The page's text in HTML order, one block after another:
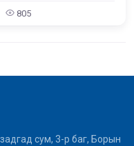
805
сум, 3-р баг, Борын